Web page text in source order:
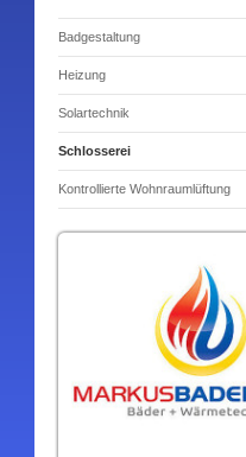
Badgestaltung
Heizung
Solartechnik
Schlosserei
Kontrollierte Wohnraumlüftung